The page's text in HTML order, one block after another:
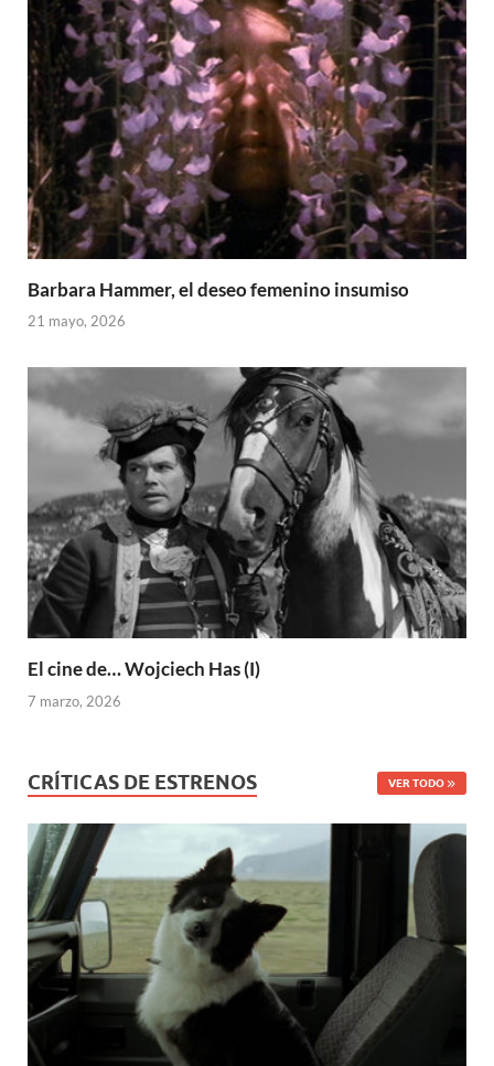
Barbara Hammer, el deseo femenino insumiso
21 mayo, 2026
El cine de… Wojciech Has (I)
7 marzo, 2026
CRÍTICAS DE ESTRENOS VER TODO